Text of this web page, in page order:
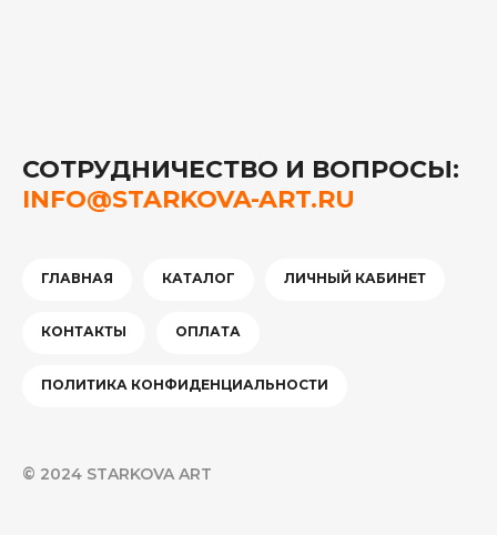
СОТРУДНИЧЕСТВО И ВОПРОСЫ:
INFO@STARKOVA-ART.RU
ГЛАВНАЯ КАТАЛОГ ЛИЧНЫЙ КАБИНЕТ
КОНТАКТЫ ОПЛАТА
ПОЛИТИКА КОНФИДЕНЦИАЛЬНОСТИ
© 2024 STARKOVA ART